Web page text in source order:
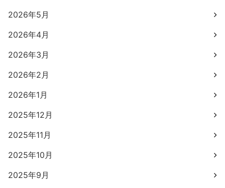
2026年5月
2026年4月
2026年3月
2026年2月
2026年1月
2025年12月
2025年11月
2025年10月
2025年9月